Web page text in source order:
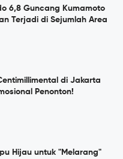
6,8 Guncang Kumamoto
Terjadi di Sejumlah Area
di Jakarta
Penonton!
Hijau untuk "Melarang"